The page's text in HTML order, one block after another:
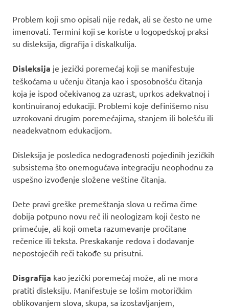
Problem koji smo opisali nije redak, ali se često ne ume
imenovati. Termini koji se koriste u logopedskoj praksi
su disleksija, digrafija i diskalkulija.
Disleksija je jezički poremećaj koji se manifestuje
teškoćama u učenju čitanja kao i sposobnošću čitanja
koja je ispod očekivanog za uzrast, uprkos adekvatnoj i
kontinuiranoj edukaciji. Problemi koje definišemo nisu
uzrokovani drugim poremećajima, stanjem ili bolešću ili
neadekvatnom edukacijom.
Disleksija je posledica nedograđenosti pojedinih jezičkih
subsistema što onemogućava integraciju neophodnu za
uspešno izvođenje složene veštine čitanja.
Dete pravi greške premeštanja slova u rečima čime
dobija potpuno novu reč ili neologizam koji često ne
primećuje, ali koji ometa razumevanje pročitane
rečenice ili teksta. Preskakanje redova i dodavanje
nepostojećih reči takođe su prisutni.
Disgrafija kao jezički poremećaj može, ali ne mora
pratiti disleksiju. Manifestuje se lošim motoričkim
oblikovanjem slova, skupa, sa izostavljanjem,